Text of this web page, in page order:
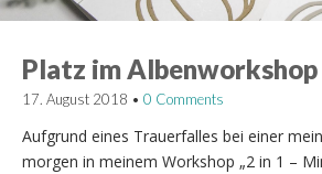
Platz im
17. August 2018 • 0 Comments
Aufgrund eines Trauerfalles bei einer
morgen in meinem Workshop „2 in 1 –